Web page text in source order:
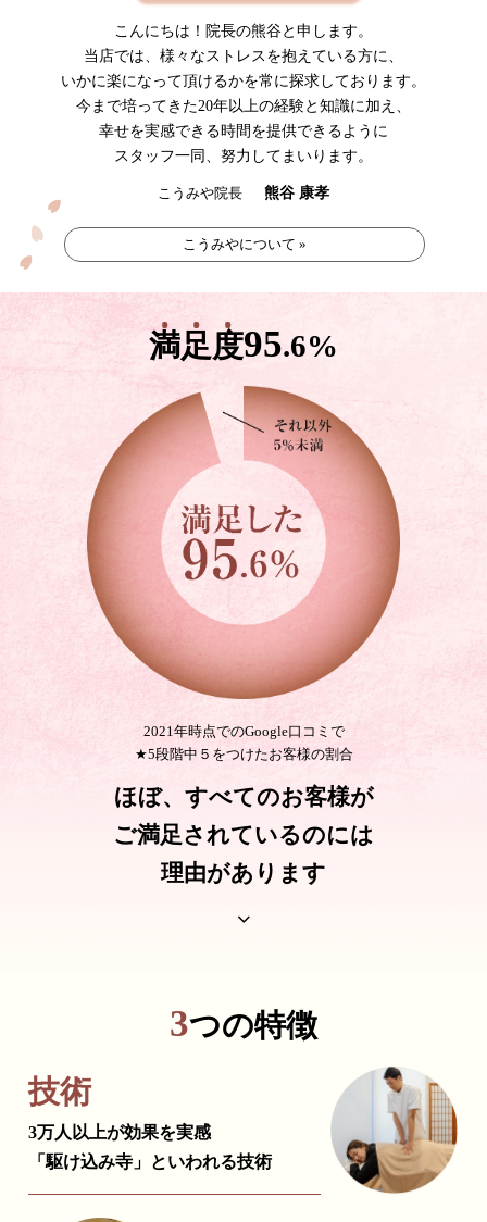
こんにちは！院長の熊谷と申します。
当店では、様々なストレスを抱えている方に、
いかに楽になって頂けるかを常に探求しております。
今まで培ってきた20年以上の経験と知識に加え、
幸せを実感できる時間を提供できるように
スタッフ一同、努力してまいります。
こうみや院長 熊谷 康孝
こうみやについて »
満足度95.6%
2021年時点でのGoogle口コミで
★5段階中５をつけたお客様の割合
ほぼ、すべてのお客様が
ご満足されているのには
理由があります
3つの特徴
技術
3万人以上が効果を実感
「駆け込み寺」といわれる技術